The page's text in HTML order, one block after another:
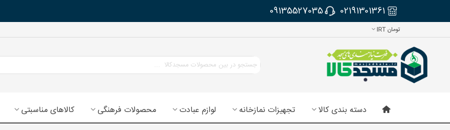
02191301361
09135527035
تومان IRT
دسته بندی کالا تجهیزات نمازخانه لوازم عبادت محصولات فرهنگی کالاهای مناسبتی